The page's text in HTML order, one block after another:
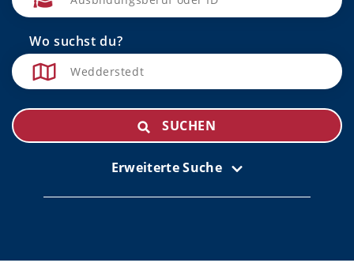
Wo suchst du?
SUCHEN
Erweiterte Suche